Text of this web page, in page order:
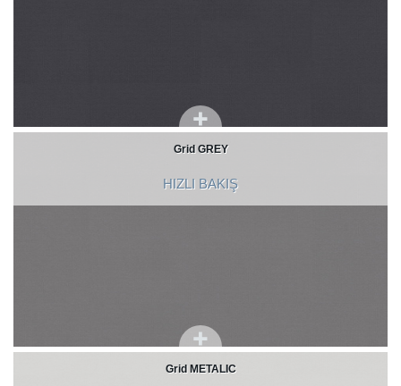
Grid GREY
HIZLI BAKIŞ
Grid METALIC